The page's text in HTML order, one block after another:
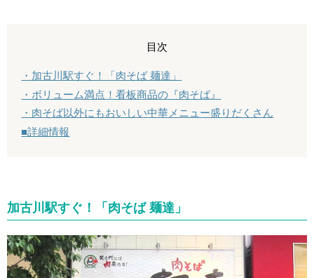
目次
・加古川駅すぐ！「肉そば 麺達」
・ボリューム満点！看板商品の『肉そば』
・肉そば以外にもおいしい中華メニュー盛りだくさん
■詳細情報
加古川駅すぐ！「肉そば 麺達」